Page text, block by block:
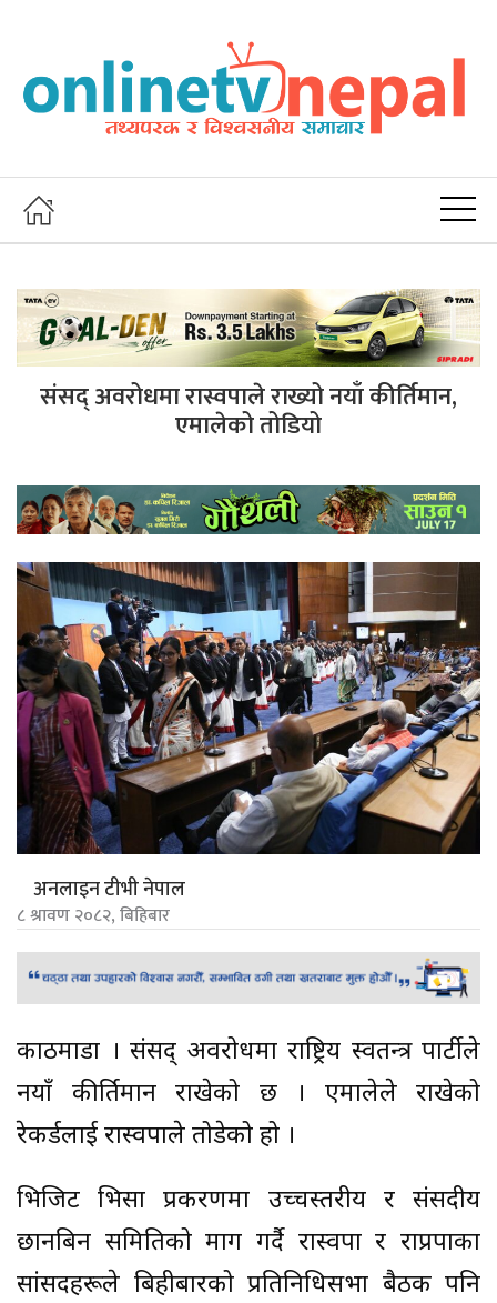
संसद् अवरोधमा रास्वपाले राख्यो नयाँ कीर्तिमान,
एमालेको तोडियो
अनलाइन टीभी नेपाल
८ श्रावण २०८२, बिहिबार
काठमाडौं । संसद् अवरोधमा राष्ट्रिय स्वतन्त्र पार्टीले
नयाँ कीर्तिमान राखेको छ । एमालेले राखेको
रेकर्डलाई रास्वपाले तोडेको हो ।
भिजिट भिसा प्रकरणमा उच्चस्तरीय र संसदीय
छानबिन समितिको माग गर्दै रास्वपा र राप्रपाका
सांसदहरूले बिहीबारको प्रतिनिधिसभा बैठक पनि